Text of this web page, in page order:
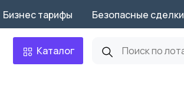
Бизнес тарифы Безопасные сделки
Каталог